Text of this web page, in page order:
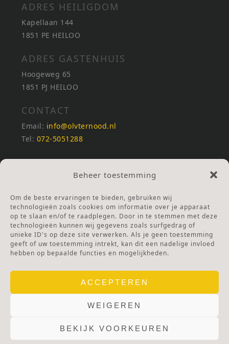
Beheer toestemming
Om de beste ervaringen te bieden, gebruiken wij
technologieën zoals cookies om informatie over je apparaat
op te slaan en/of te raadplegen. Door in te stemmen met deze
technologieën kunnen wij gegevens zoals surfgedrag of
unieke ID's op deze site verwerken. Als je geen toestemming
geeft of uw toestemming intrekt, kan dit een nadelige invloed
hebben op bepaalde functies en mogelijkheden.
ACCEPTEREN
WEIGEREN
BEKIJK VOORKEUREN
ADRES HEILIGDOM
Kapellaan 144
1851 PE HEILOO
ADRES GASTENHUIS
Hoogeweg 65
1851 PJ HEILOO
CONTACT
Email: info@olvternood.nl
Tel: 072-5051288
REKENINGNUMMERS
NL25INGB0000672168
Ga naar Doneren
ANBI Stichting
RSIN nummer:002832987
© 2025 OLV TER NOOD. WEBSITE. PRIVACY & COOKIES.